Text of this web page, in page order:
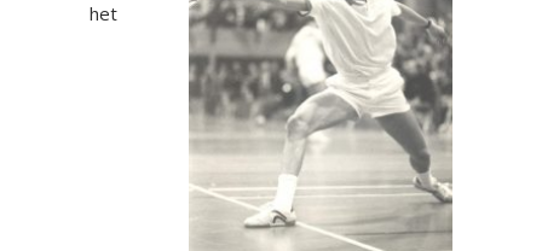
het